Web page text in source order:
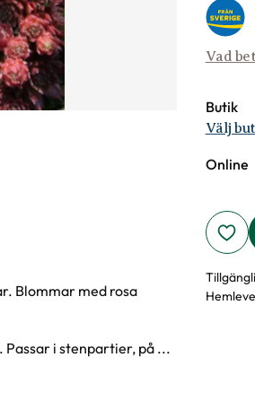
Vad
Butik
Välj
Online
Blommar med rosa
i stenpartier, på ...